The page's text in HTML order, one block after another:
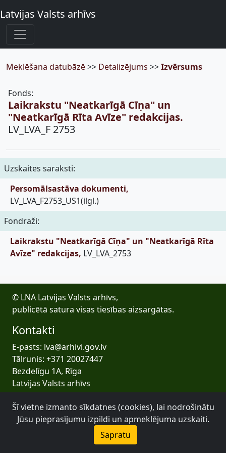
Latvijas Valsts arhīvs
Meklēšana datubāzē>> Detalizējums >>Izvērsums
Fonds:
Laikrakstu "Neatkarīgā Cīņa" un
"Neatkarīgā Rīta Avīze" redakcijas.
LV_LVA_F 2753
Uzskaites saraksti:
Persomālsastāva dokumenti,
LV_LVA_F2753_US1(ilgl.)
Fondraži:
Laikrakstu "Neatkarīgā Cīņa" un "Neatkarīgā Rīta
Avīze" redakcijas, LV_LVA_2753
© LNA Latvijas Valsts arhīvs,
publicētā satura visas tiesības aizsargātas.
Kontakti
E-pasts: lva@arhivi.gov.lv
Tālrunis: +371 20027447
Bezdelīgu 1A, Rīga
Latvijas Valsts arhīvs
Šī vietne izmanto sīkdatnes (cookies), lai nodrošinātu
Jūsu pieprasījumu izpildi un apmeklējuma uzskaiti.
Sapratu